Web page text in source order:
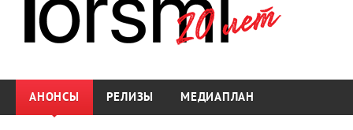
АНОНСЫ РЕЛИЗЫ МЕДИАПЛАН